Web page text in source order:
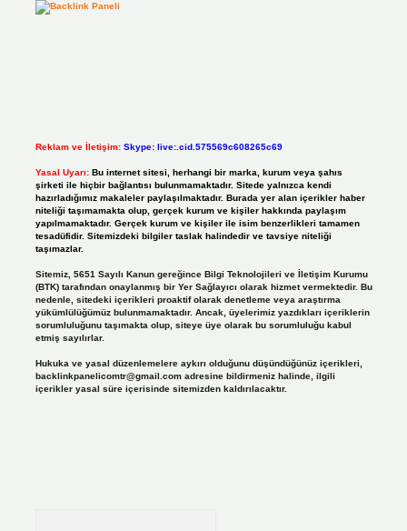
Reklam ve İletişim: Skype: live:.cid.575569c608265c69
Yasal Uyarı: Bu internet sitesi, herhangi bir marka, kurum veya şahıs
şirketi ile hiçbir bağlantısı bulunmamaktadır. Sitede yalnızca kendi
hazırladığımız makaleler paylaşılmaktadır. Burada yer alan içerikler haber
niteliği taşımamakta olup, gerçek kurum ve kişiler hakkında paylaşım
yapılmamaktadır. Gerçek kurum ve kişiler ile isim benzerlikleri tamamen
tesadüfidir. Sitemizdeki bilgiler taslak halindedir ve tavsiye niteliği
taşımazlar.
Sitemiz, 5651 Sayılı Kanun gereğince Bilgi Teknolojileri ve İletişim Kurumu
(BTK) tarafından onaylanmış bir Yer Sağlayıcı olarak hizmet vermektedir. Bu
nedenle, sitedeki içerikleri proaktif olarak denetleme veya araştırma
yükümlülüğümüz bulunmamaktadır. Ancak, üyelerimiz yazdıkları içeriklerin
sorumluluğunu taşımakta olup, siteye üye olarak bu sorumluluğu kabul
etmiş sayılırlar.
Hukuka ve yasal düzenlemelere aykırı olduğunu düşündüğünüz içerikleri,
backlinkpanelicomtr@gmail.comadresine bildirmeniz halinde, ilgili
içerikler yasal süre içerisinde sitemizden kaldırılacaktır.